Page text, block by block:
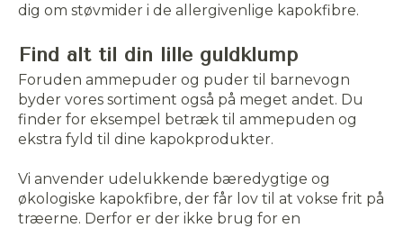
dig om støvmider i de allergivenlige kapokfibre.
Find alt til din lille guldklump
Foruden ammepuder og puder til barnevogn
byder vores sortiment også på meget andet. Du
finder for eksempel betræk til ammepuden og
ekstra fyld til dine kapokprodukter.
Vi anvender udelukkende bæredygtige og
økologiske kapokfibre, der får lov til at vokse frit på
træerne. Derfor er der ikke brug for en